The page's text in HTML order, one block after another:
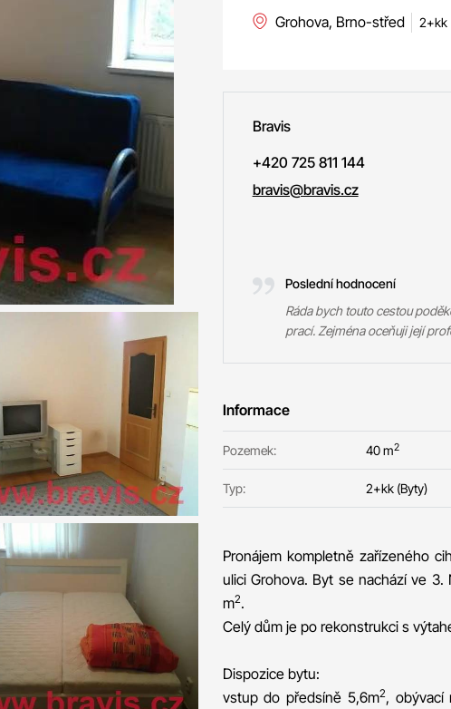
Grohova, Brno-střed 2+kk
Bravis
+420 725 811 144
bravis@bravis.cz
Poslední hodnocení
Ráda bych touto cestou
prací. Zejména oceňuji její
Informace
Pozemek: 40 m2
Typ: 2+kk (Byty)
Pronájem kompletně zařízeného
ulici Grohova. Byt se nachází ve
m2.
Celý dům je po rekonstrukci s
Dispozice bytu:
vstup do předsíně 5,6m2, obývací